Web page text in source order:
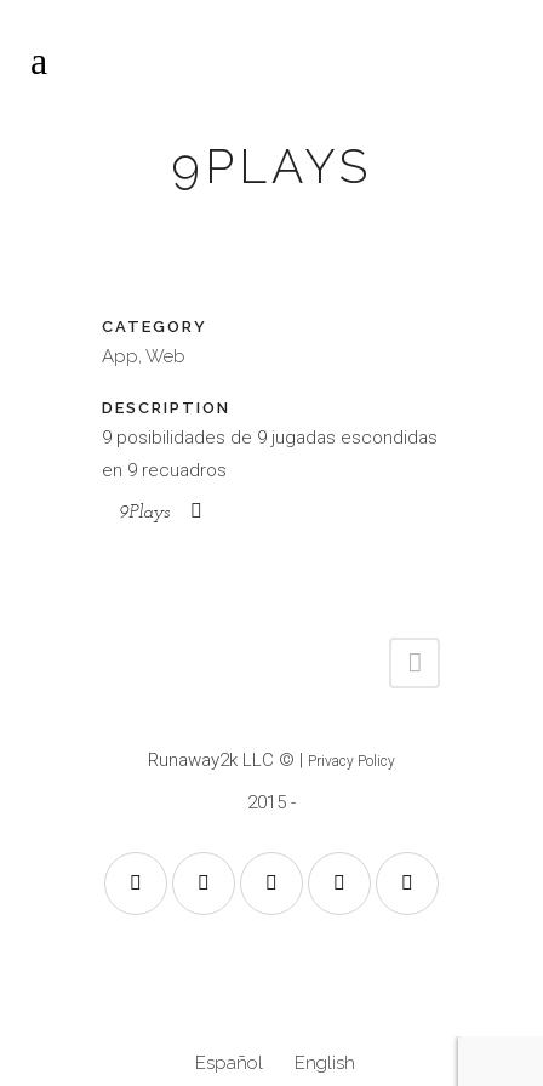
9PLAYS
CATEGORY
App, Web
DESCRIPTION
9 posibilidades de 9 jugadas escondidas
en 9 recuadros
9Plays
Runaway2k LLC © | Privacy Policy
2015 -
Español English